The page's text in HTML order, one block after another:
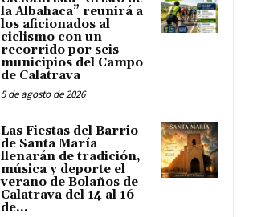
la Albahaca” reunirá a
los aficionados al
ciclismo con un
recorrido por seis
municipios del Campo
de Calatrava
5 de agosto de 2026
Las Fiestas del Barrio
de Santa María
llenarán de tradición,
música y deporte el
verano de Bolaños de
Calatrava del 14 al 16
de...